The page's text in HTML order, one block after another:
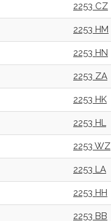
2253 CZ
2253 HM
2253 HN
2253 ZA
2253 HK
2253 HL
2253 WZ
2253 LA
2253 HH
2253 BB